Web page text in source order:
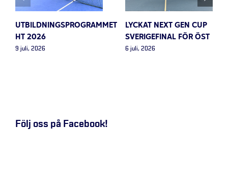
UTBILDNINGSPROGRAMMET
HT 2026
9 juli, 2026
LYCKAT NEXT GEN CUP
SVERIGEFINAL FÖR ÖST
6 juli, 2026
Följ oss på Facebook!